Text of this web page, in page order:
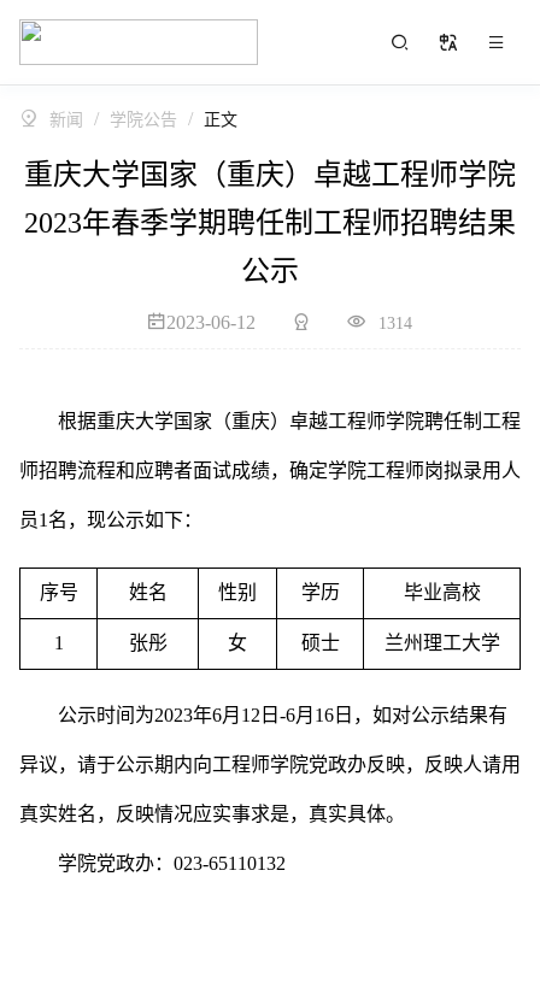
新闻 / 学院公告 / 正文
重庆大学国家（重庆）卓越工程师学院
2023年春季学期聘任制工程师招聘结果
公示
2023-06-12 1314
根据重庆大学国家（重庆）卓越工程师学院聘任制工程
师招聘流程和应聘者面试成绩，确定学院工程师岗拟录用人
员1名，现公示如下：
序号 姓名 性别 学历 毕业高校
1 张彤 女 硕士 兰州理工大学
公示时间为2023年6月12日-6月16日，如对公示结果有
异议，请于公示期内向工程师学院党政办反映，反映人请用
真实姓名，反映情况应实事求是，真实具体。
学院党政办： 023-65110132